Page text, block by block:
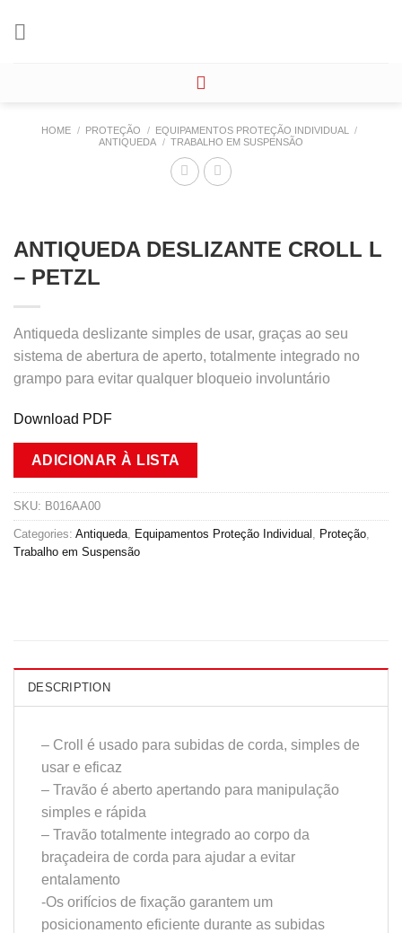
HOME / PROTEÇÃO / EQUIPAMENTOS PROTEÇÃO INDIVIDUAL
/
ANTIQUEDA / TRABALHO EM SUSPENSÃO
ANTIQUEDA DESLIZANTE CROLL L
– PETZL
Antiqueda deslizante simples de usar, graças ao seu
sistema de abertura de aperto, totalmente integrado no
grampo para evitar qualquer bloqueio involuntário
Download PDF
ADICIONAR À LISTA
SKU: B016AA00
Categories: Antiqueda Equipamentos Proteção Individual Proteção
Trabalho em Suspensão
DESCRIPTION
– Croll é usado para subidas de corda, simples de
usar e eficaz
– Travão é aberto apertando para manipulação
simples e rápida
– Travão totalmente integrado ao corpo da
braçadeira de corda para ajudar a evitar
entalamento
-Os orifícios de fixação garantem um
posicionamento eficiente durante as subidas